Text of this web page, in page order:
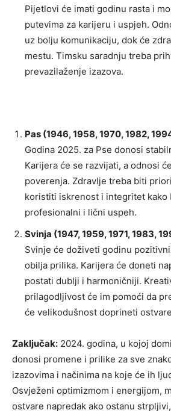
Pijetlovi će imati godinu rasta i
putevima za karijeru i uspjeh.
uz bolju komunikaciju, dok će
mestu. Timsku saradnju treba
prevazilaženje izazova.
Pas (1946, 1958, 1970, 1982,
Godina 2025. za Pse donosi
Karijera će se razvijati, a odnosi
poverenja. Zdravlje treba biti
koristiti iskrenost i integritet kako
profesionalni i lični uspeh.
Svinja (1947, 1959, 1971, 1983,
Svinje će doživeti godinu
obilja prilika. Karijera će doneti
postati dublji i harmoničniji.
prilagodljivost će im pomoći da
će velikodušnost doprineti
Zaključak: 2024. godina, u kojoj
donosi promene i prilike za sve
izazovima i načinima na koje će ih
Osvježeni optimizmom i energijom,
ostvare napredak ako ostanu